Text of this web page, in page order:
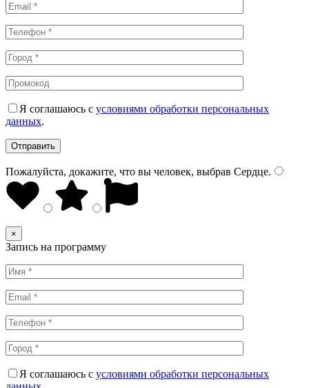
Я соглашаюсь с условиями обработки персональных
данных.
Пожалуйста, докажите, что вы человек, выбрав Сердце.
×
Запись на программу
Я соглашаюсь с условиями обработки персональных